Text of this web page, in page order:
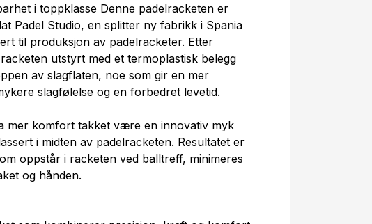
i toppklasse Denne padelracketen er
Padel Studio, en splitter ny fabrikk i Spania
til produksjon av padelracketer. Etter
utstyrt med et termoplastisk belegg
av slagflaten, noe som gir en mer
slagfølelse og en forbedret levetid.
mer komfort takket være en innovativ myk
i midten av padelracketen. Resultatet er
oppstår i racketen ved balltreff, minimeres
og hånden.